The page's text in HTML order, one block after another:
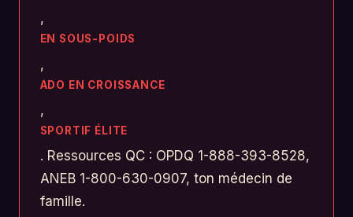
,
EN SOUS-POIDS
,
ADO EN CROISSANCE
,
SPORTIF ÉLITE
. Ressources QC : OPDQ 1-888-393-8528,
ANEB 1-800-630-0907, ton médecin de
famille.